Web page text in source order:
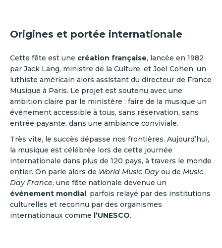
Origines et portée internationale
Cette fête est une création française, lancée en 1982
par Jack Lang, ministre de la Culture, et Joël Cohen, un
luthiste américain alors assistant du directeur de France
Musique à Paris. Le projet est soutenu avec une
ambition claire par le ministère : faire de la musique un
événement accessible à tous, sans réservation, sans
entrée payante, dans une ambiance conviviale.
Très vite, le succès dépasse nos frontières. Aujourd’hui,
la musique est célébrée lors de cette journée
internationale dans plus de 120 pays, à travers le monde
entier. On parle alors de World Music Dayou de Music
Day France, une fête nationale devenue un
événement mondial, parfois relayé par des institutions
culturelles et reconnu par des organismes
internationaux comme l’UNESCO.